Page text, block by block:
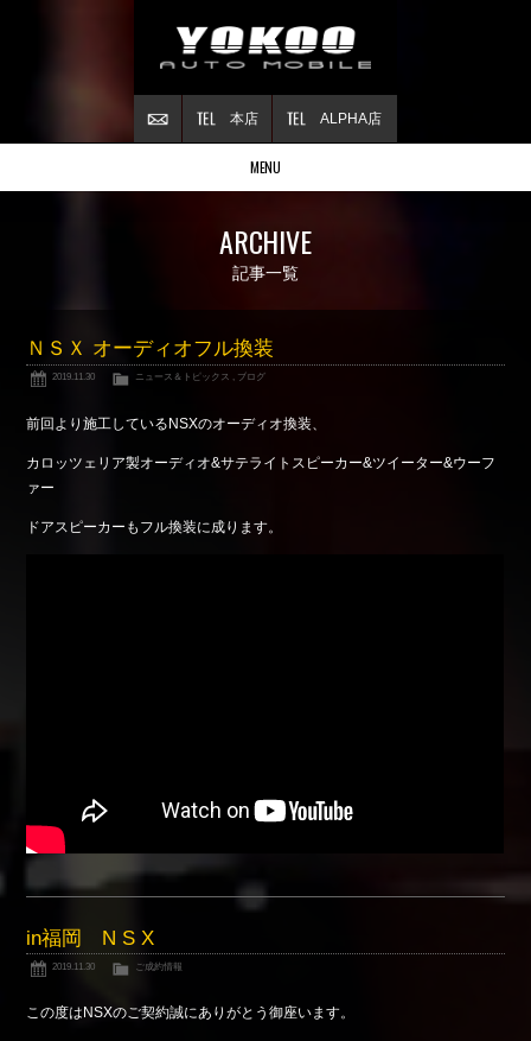
ALPHA店
本店
MENU
NSXについて
Reflesh Plan
買取査定
公式ブログ
ARCHIVE
記事一覧
ＮＳＸ オーディオフル換装
2019.11.30 ニュース＆トピックス , ブログ
前回より施工しているNSXのオーディオ換装、
カロッツェリア製オーディオ&サテライトスピーカー&ツイーター&ウーフ
ァー
ドアスピーカーもフル換装に成ります。
in福岡 N S X
2019.11.30 ご成約情報
この度はNSXのご契約誠にありがとう御座います。